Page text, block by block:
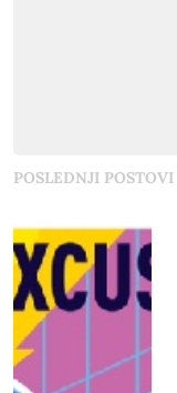
POSLEDNJI POSTOVI